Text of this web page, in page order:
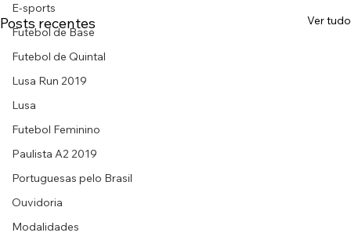
E-sports
Futebol de Base
Futebol de Quintal
Lusa Run 2019
Lusa
Futebol Feminino
Paulista A2 2019
Portuguesas pelo Brasil
Ouvidoria
Modalidades
Posts recentes Ver tudo